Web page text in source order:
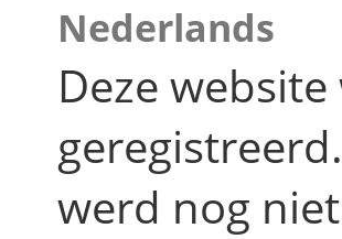
Nederlands
Deze
werd nog